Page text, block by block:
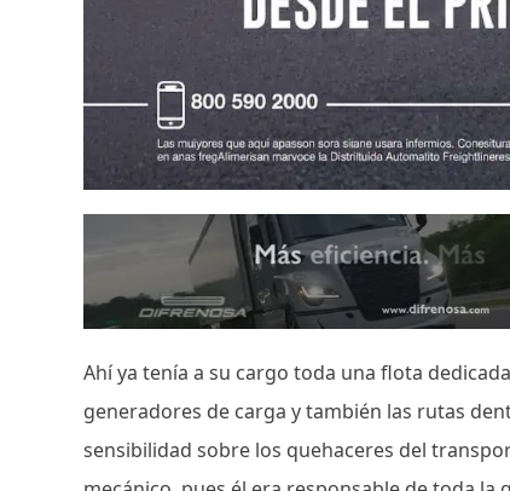
Ahí ya tenía a su cargo toda una flota
generadores de carga y también las rutas
sensibilidad sobre los quehaceres del